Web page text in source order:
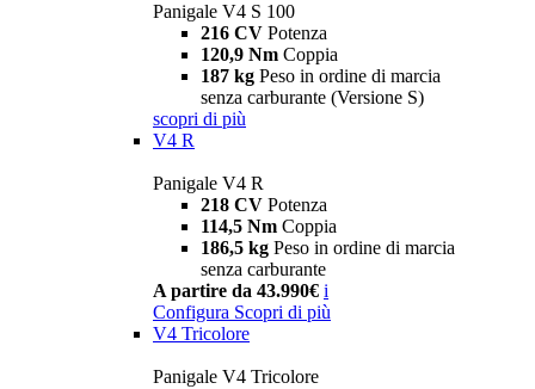
Panigale V4 S 100
216 CV Potenza
120,9 Nm Coppia
187 kg Peso in ordine di marcia
senza carburante (Versione S)
scopri di più
V4 R
Panigale V4 R
218 CV Potenza
114,5 Nm Coppia
186,5 kg Peso in ordine di marcia
senza carburante
A partire da 43.990€ i
Configura Scopri di più
V4 Tricolore
Panigale V4 Tricolore